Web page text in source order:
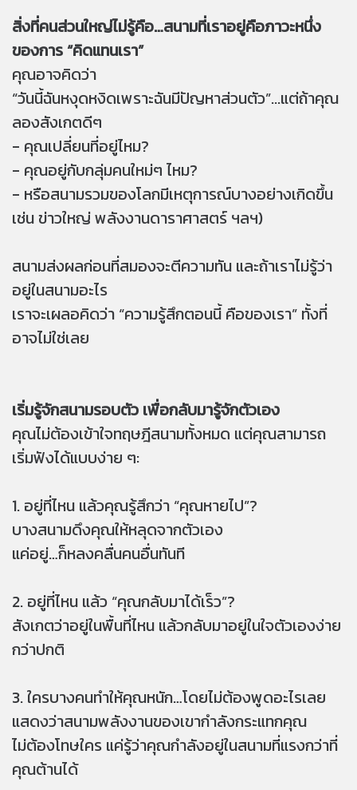
สิ่งที่คนส่วนใหญ่ไม่รู้คือ…สนามที่เราอยู่คือภาวะหนึ่ง
ของการ “คิดแทนเรา”
คุณอาจคิดว่า
“วันนี้ฉันหงุดหงิดเพราะฉันมีปัญหาส่วนตัว”...แต่ถ้าคุณ
ลองสังเกตดีๆ
- คุณเปลี่ยนที่อยู่ไหม?
- คุณอยู่กับกลุ่มคนใหม่ๆ ไหม?
- หรือสนามรวมของโลกมีเหตุการณ์บางอย่างเกิดขึ้น
เช่น ข่าวใหญ่ พลังงานดาราศาสตร์ ฯลฯ)
สนามส่งผลก่อนที่สมองจะตีความทัน และถ้าเราไม่รู้ว่า
อยู่ในสนามอะไร
เราจะเผลอคิดว่า “ความรู้สึกตอนนี้ คือของเรา” ทั้งที่
อาจไม่ใช่เลย
เริ่มรู้จักสนามรอบตัว เพื่อกลับมารู้จักตัวเอง
คุณไม่ต้องเข้าใจทฤษฎีสนามทั้งหมด แต่คุณสามารถ
เริ่มฟังได้แบบง่าย ๆ:
1. อยู่ที่ไหน แล้วคุณรู้สึกว่า “คุณหายไป”?
บางสนามดึงคุณให้หลุดจากตัวเอง
แค่อยู่…ก็หลงคลื่นคนอื่นทันที
2. อยู่ที่ไหน แล้ว “คุณกลับมาได้เร็ว”?
สังเกตว่าอยู่ในพื้นที่ไหน แล้วกลับมาอยู่ในใจตัวเองง่าย
กว่าปกติ
3. ใครบางคนทำให้คุณหนัก…โดยไม่ต้องพูดอะไรเลย
แสดงว่าสนามพลังงานของเขากำลังกระแทกคุณ
ไม่ต้องโทษใคร แค่รู้ว่าคุณกำลังอยู่ในสนามที่แรงกว่าที่
คุณต้านได้